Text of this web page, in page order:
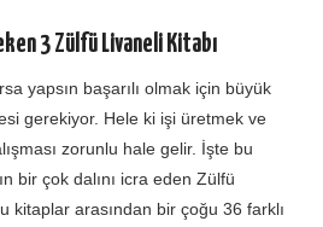
3 Zülfü Livaneli Kitabı
yapsın başarılı olmak için büyük
gerekiyor. Hele ki işi üretmek ve
zorunlu hale gelir. İşte bu
bir çok dalını icra eden Zülfü
kitaplar arasından bir çoğu 36 farklı